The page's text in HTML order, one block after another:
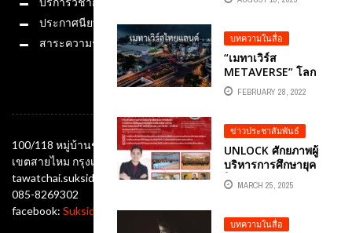
เทคโนโลยี AI สำหรับ
ทางการศึก วิทยากร
ผู้ทรงคุณวุฒิ คือ
อ.ดร.ต้นรัก ธวัชชัย
สุขสีดา ที่ปรึกษาคณะ
อนุกรรมการดิจิทัล
บทความในสื่อ
“เมทาเวิร์ส
METAVERSE” โลก
ใหม่ โอกาสใหม่
สำหรับคนไทย
FEBRUARY 28, 2022
ข่าวประชาสัมพันธ์
UNLOCK ศักยภาพผู้
บริหารการศึกษายุค
ใหม่ สัมมนาเรียนรู้
21ST CENTURY
การศึกษาให้ทันยุค
MARCH 25, 2025
บทความในสื่อ
ประกาศนียบัตร
สาระความรู้
100/118 หมู่บ้านชัยพฤกษ์ ซอยออเงิน แขวงออเงิน
เขตสายไหม กรุงเทพมหานคร 10220
tawatchai.suksida@gmail.com
085-8269302
facebook: Suksida Tonrak Tawatchai